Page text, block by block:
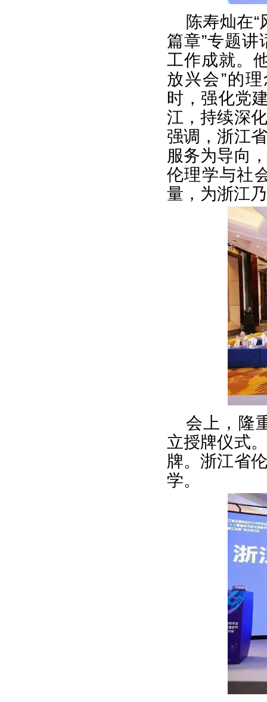
陈寿灿在
篇章”专题
工作成就。
放兴会”的
时，强化党
江，持续深
强调，浙江
服务为导向
伦理学与社
量，为浙江
会上，隆
立授牌仪式
牌。浙江省
学。